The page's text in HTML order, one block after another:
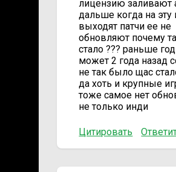
лицензию заливают
дальше когда на эту
выходят патчи ее не
обновляют почему
стало ??? раньше год
может 2 года назад
не так было щас
да хоть и крупные
тоже самое нет
не только инди
Цитировать